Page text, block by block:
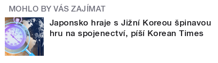
MOHLO BY VÁS ZAJÍMAT
Japonsko hraje s Jižní Koreou špinavou
hru na spojenectví, píší Korean Times